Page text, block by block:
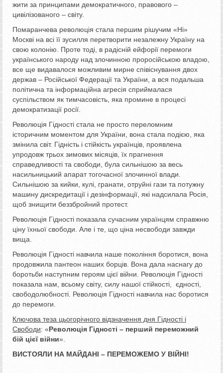
жити за принципами демократичного, правового –
цивілізованого – світу.
Помаранчева революція стала першим рішучим «Ні»
Москві на всі її зусилля перетворити незалежну Україну на
свою колонію. Проте тоді, в радісній ейфорії перемоги
українського народу над злочинною проросійською владою,
все ще видавалося можливим мирне співіснування двох
держав – Російської Федерації та України, а вся подальша
політична та інформаційна агресія сприймалася
суспільством як тимчасовість, яка промине в процесі
демократизації росії.
Революція Гідності стала не просто переломним
історичним моментом для України, вона стала подією, яка
змінила світ. Гідність і стійкість українців, проявлена
упродовж трьох зимових місяців, їх прагнення
справедливості та свободи, була сильнішою за весь
насильницький апарат тогочасної злочинної влади.
Сильнішою за кийки, кулі, гранати, отруйні гази та потужну
машину дискредитації і дезінформації, які надсилала Росія,
щоб знищити беззбройний протест.
Революція Гідності показала сучасним українцям справжню
ціну їхньої свободи. Але і те, що ціна несвободи завжди
вища.
Революція Гідності навчила наше покоління боротися, вона
продовжила пантеон наших борців. Вона дала наснагу до
боротьби наступним героям цієї війни. Революція Гідності
показала нам, всьому світу, силу нашої стійкості, єдності,
свободолюбності. Революція Гідності навчила нас боротися
до перемоги.
Ключова теза цьогорічного відзначення дня Гідності і
Свободи: «Революція Гідності – перший переможний
бій цієї війни».
ВИСТОЯЛИ НА МАЙДАНІ – ПЕРЕМОЖЕМО У ВІЙНІ!